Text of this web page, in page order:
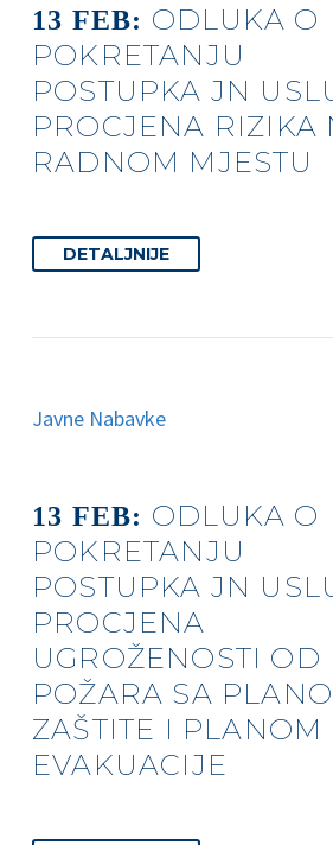
13 FEB: ODLUKA O
POKRETANJU
POSTUPKA JN
PROCJENA RIZIKA
RADNOM MJESTU
DETALJNIJE
Javne Nabavke
13 FEB: ODLUKA O
POKRETANJU
POSTUPKA JN
PROCJENA
UGROŽENOSTI OD
POŽARA SA
ZAŠTITE I PLANOM
EVAKUACIJE